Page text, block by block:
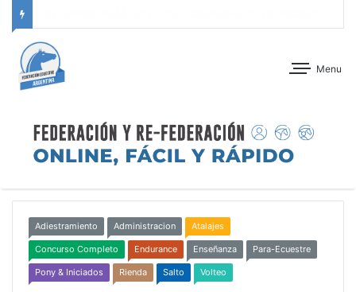
Menu
Adiestramiento Administracion Atalajes
Concurso Completo Endurance Enseñanza Para-Ecuestre
Pony & Iniciados Rienda Salto Volteo